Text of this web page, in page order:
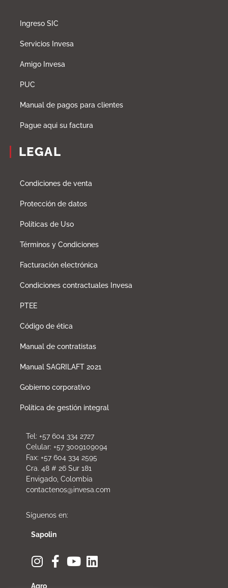
Ingreso SIC
Servicios Invesa
Amigo Invesa
PUC
Manual de pagos para clientes
Pague aqui su factura
LEGAL
Condiciones de venta
Protección de datos
Políticas de Uso
Términos y Condiciones
Facturación electrónica
Condiciones contractuales Invesa
PTEE
Código de ética
Manual de contratistas
Manual SAGRILAFT 2021
Gobierno corporativo
Política de gestión integral
Tel: +57 604 334 2727
Celular: +57 3009109094
Fax: +57 604 334 2595
Cra. 48 # 26 Sur 181
Envigado, Colombia
contactenos@invesa.com
Síguenos en:
Sapolin
Agro